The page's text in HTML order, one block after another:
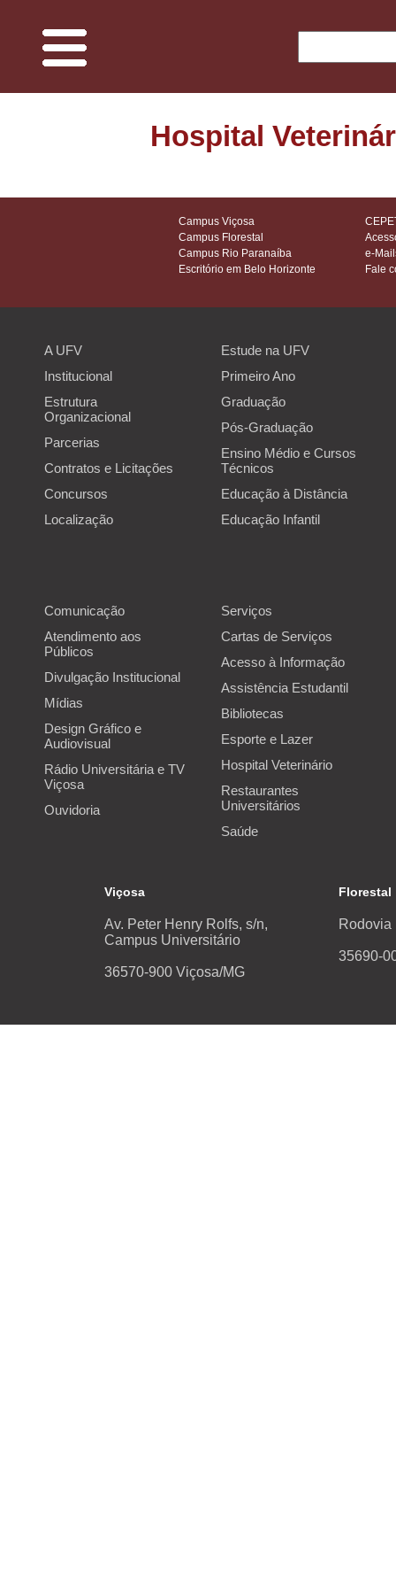
Espaços e ciências
Edificações do Campus
Fauna
Flora
Localização
Hospital
Campus Viçosa
Campus Florestal
Campus Rio Paranaíba
Escritório em Belo Horizonte
e-
Fale
A UFV
Institucional
Estrutura
Organizacional
Parcerias
Contratos e Licitações
Concursos
Localização
Estude na UFV
Primeiro Ano
Graduação
Pós-Graduação
Ensino Médio e Cursos
Técnicos
Educação à Distância
Educação Infantil
Comunicação
Atendimento aos
Públicos
Divulgação Institucional
Mídias
Design Gráfico e
Audiovisual
Rádio Universitária e TV
Viçosa
Ouvidoria
Serviços
Cartas de Serviços
Acesso à Informação
Assistência Estudantil
Bibliotecas
Esporte e Lazer
Hospital Veterinário
Restaurantes
Universitários
Saúde
Viçosa
Av. Peter Henry Rolfs, s/n,
Campus Universitário
36570-900 Viçosa/MG
Florestal
Rodovia
35690-